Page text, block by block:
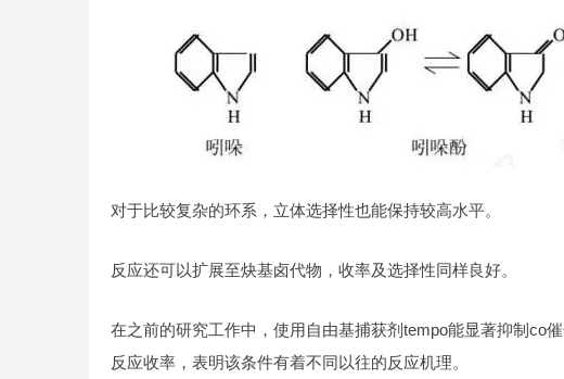
对于比较复杂的环系，立体选择性也能保持较高水平。
反应还可以扩展至炔基卤代物，收率及选择性同样良好。
在之前的研究工作中，使用自由基捕获剂tempo能显著抑制co
反应收率，表明该条件有着不同以往的反应机理。